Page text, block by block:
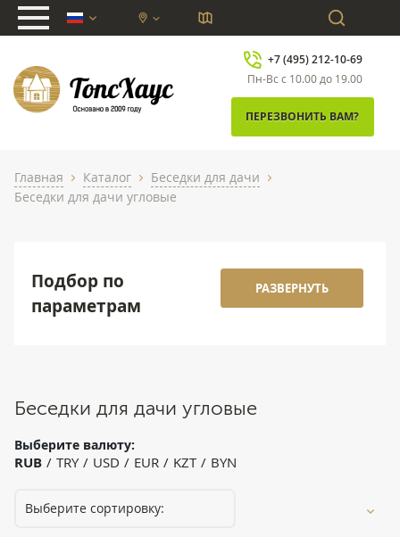
chevron_down
+7 (495) 212-10-69
Пн-Вс с 10.00 до 19.00
ПЕРЕЗВОНИТЬ ВАМ?
Главная chevron_right Каталог chevron_right Беседки для дачи chevron_right
Беседки для дачи угловые
Подбор по
параметрам
РАЗВЕРНУТЬ
Беседки для дачи угловые
Выберите валюту:
RUB TRY USD EUR KZT BYN